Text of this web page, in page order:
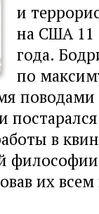
и
на США 11
года.
по
поводами
в
их